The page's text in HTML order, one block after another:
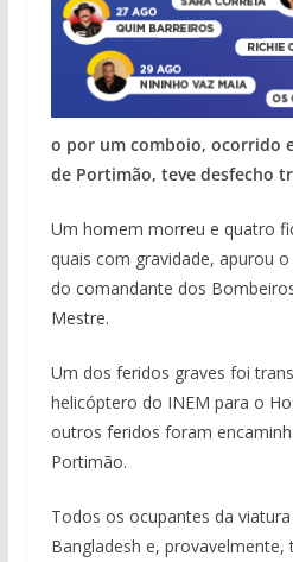
o por um comboio, ocorrido
de Portimão, teve desfecho
Um homem morreu e quatro
quais com gravidade, apurou
do comandante dos
Mestre.
Um dos feridos graves foi
helicóptero do INEM para o
outros feridos foram
Portimão.
Todos os ocupantes da
Bangladesh e, provavelmente,